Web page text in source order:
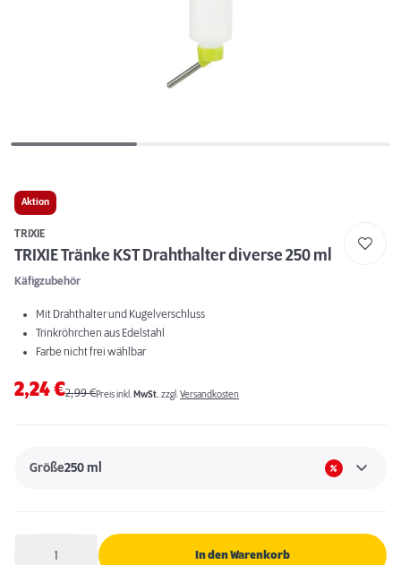
Aktion
TRIXIE
TRIXIE Tränke KST Drahthalter diverse 250 ml
Käfigzubehör
Mit Drahthalter und Kugelverschluss
Trinkröhrchen aus Edelstahl
Farbe nicht frei wählbar
2,24€2,99€Preis inkl. MwSt. zzgl.Versandkosten
Größe250 ml
1 In den Warenkorb